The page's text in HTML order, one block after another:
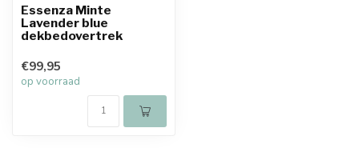
Essenza Minte
Lavender blue
dekbedovertrek
€99,95
op voorraad